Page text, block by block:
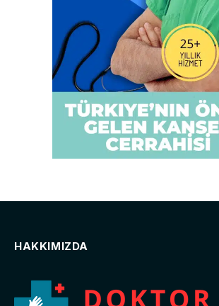
HAKKIMIZDA